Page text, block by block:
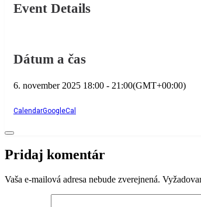
Event Details
Dátum a čas
6. november 2025 18:00 - 21:00(GMT+00:00)
CalendarGoogleCal
Pridaj komentár
Vaša e-mailová adresa nebude zverejnená.